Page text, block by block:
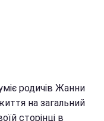
родичів Жанни
на загальний
сторінці в